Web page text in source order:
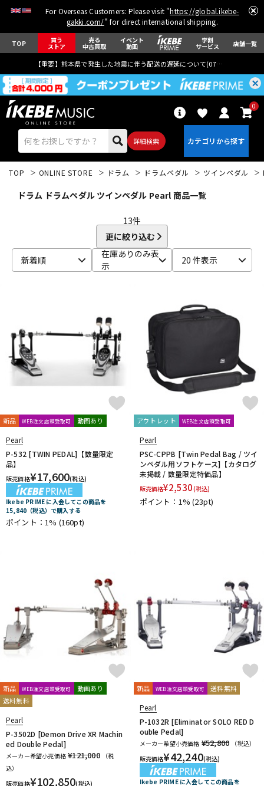
For Overseas Customers: Please visit "https://global.ikebe-
gakki.com/" for direct international shipping.
TOP 買う
ストア
売る
中古買取
イベント
動画
学割
サービス 店舗一覧
【重要】熊本県で発生した地震に伴う配送の遅延について(07月29日
詳細検索
0
アンプ エフェクター
DJ機器 DTM
配信/ライブ機器
TOP ONLINE STORE ドラム ドラムペダル ツインペダル
ドラム ドラムペダル ツインペダル Pearl 商品一覧
13件
更に絞り込む
新着順
在庫ありのみ表
示
20 件表示
新品 WEB注文店頭受取可 動画あり
Pearl
P-532 [TWIN PEDAL]【数量限定
品】
販売価格¥17,600(税込)
Ikebe PRIME に入会してこの商品を
15,840（税込）で購入する
ポイント：1% (160pt)
アウトレット WEB注文店頭受取可
Pearl
PSC-CPPB [Twin Pedal Bag / ツイ
ンペダル用ソフトケース]【カタログ
未掲載 / 数量限定特価品】
販売価格¥2,530(税込)
ポイント：1%(23pt)
新品 WEB注文店頭受取可
動画あり
送料無料
Pearl
P-3502D [Demon Drive XR Machin
ed Double Pedal]
メーカー希望小売価格 ¥121,000
（税
込）
販売価格¥102,850(税込)
新品 WEB注文店頭受取可 送料無料
Pearl
P-1032R [Eliminator SOLO RED D
ouble Pedal]
メーカー希望小売価格 ¥52,800
（税込）
販売価格¥42,240(税込)
Ikebe PRIME に入会してこの商品を